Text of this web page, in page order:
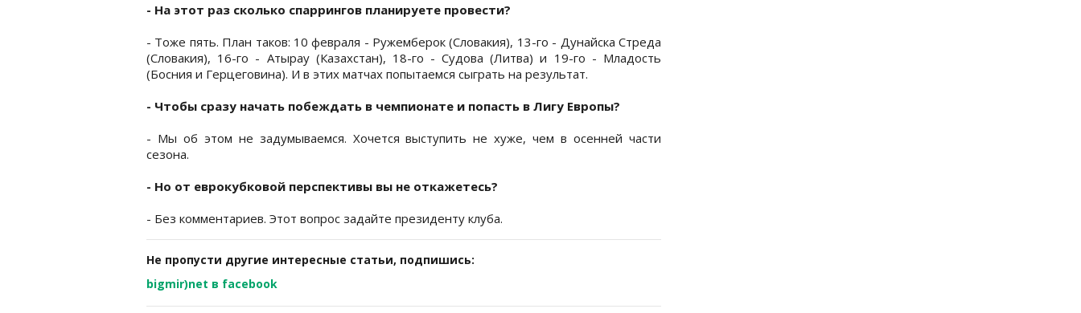
- На этот раз сколько спаррингов планируете провести?
- Тоже пять. План таков: 10 февраля - Ружемберок (Словакия), 13-го - Дунайска Стреда
(Словакия), 16-го - Атырау (Казахстан), 18-го - Судова (Литва) и 19-го - Младость
(Босния и Герцеговина). И в этих матчах попытаемся сыграть на результат.
- Чтобы сразу начать побеждать в чемпионате и попасть в Лигу Европы?
- Мы об этом не задумываемся. Хочется выступить не хуже, чем в осенней части
сезона.
- Но от еврокубковой перспективы вы не откажетесь?
- Без комментариев. Этот вопрос задайте президенту клуба.
Не пропусти другие интересные статьи, подпишись:
bigmir)net в facebook